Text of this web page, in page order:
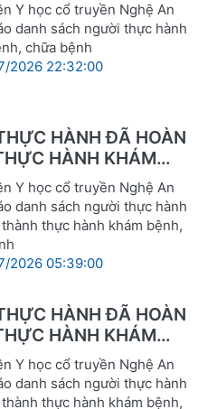
Y học cổ truyền Nghệ An
danh sách người thực hành
chữa bệnh
2026 22:32:00
HÀNH ĐÃ HOÀN
HÀNH KHÁM
Y học cổ truyền Nghệ An
danh sách người thực hành
thực hành khám bệnh,
2026 05:39:00
HÀNH ĐÃ HOÀN
HÀNH KHÁM
Y học cổ truyền Nghệ An
danh sách người thực hành
thực hành khám bệnh,